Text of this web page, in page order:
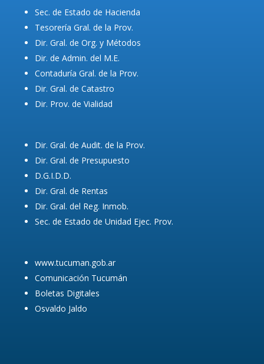
Sec. de Estado de Hacienda
Tesorería Gral. de la Prov.
Dir. Gral. de Org. y Métodos
Dir. de Admin. del M.E.
Contaduría Gral. de la Prov.
Dir. Gral. de Catastro
Dir. Prov. de Vialidad
Dir. Gral. de Audit. de la Prov.
Dir. Gral. de Presupuesto
D.G.I.D.D.
Dir. Gral. de Rentas
Dir. Gral. del Reg. Inmob.
Sec. de Estado de Unidad Ejec. Prov.
www.tucuman.gob.ar
Comunicación Tucumán
Boletas Digitales
Osvaldo Jaldo